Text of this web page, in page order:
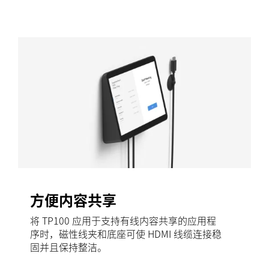
方便内容共享
将 TP100 应用于支持有线内容共享的应用程
序时，磁性线夹和底座可使 HDMI 线缆连接稳
固并且保持整洁。